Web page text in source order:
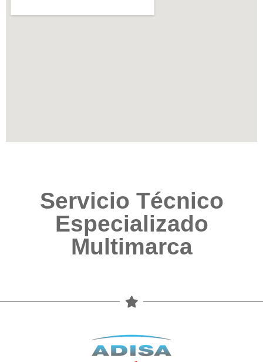
Servicio Técnico
Especializado
Multimarca